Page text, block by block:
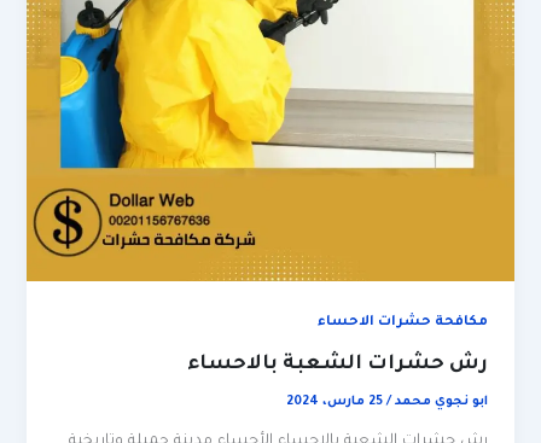
مكافحة حشرات الاحساء
رش حشرات الشعبة بالاحساء
ابو نجوي محمد/25 مارس، 2024